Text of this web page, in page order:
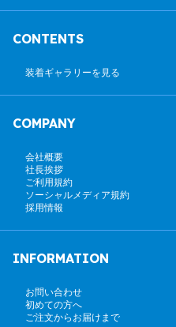
CONTENTS
装着ギャラリーを見る
COMPANY
会社概要
社長挨拶
ご利用規約
ソーシャルメディア規約
採用情報
INFORMATION
お問い合わせ
初めての方へ
ご注文からお届けまで